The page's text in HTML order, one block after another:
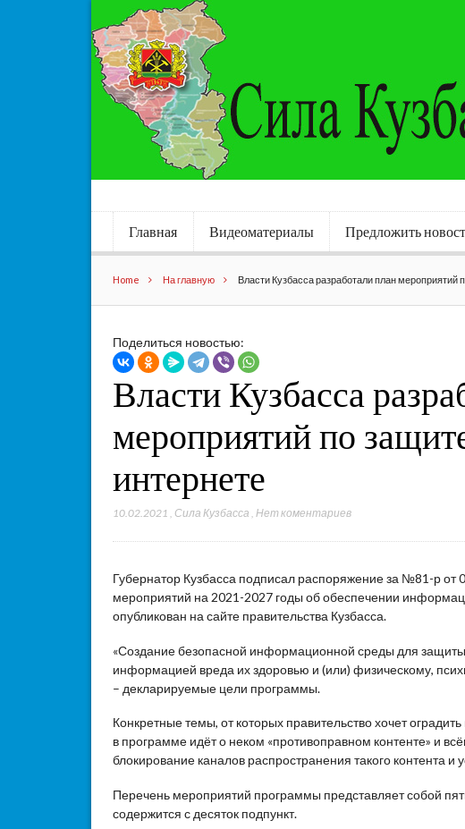
Главная Видеоматериалы Предложить
Home На главную Власти Кузбасса разработали план мероприятий
Поделиться новостью:
Власти Кузбасса
мероприятий по
интернете
10.02.2021 Сила Кузбасса ,Нет коментариев
Губернатор Кузбасса подписал распоряжение за №81-р от
мероприятий на 2021-2027 годы об обеспечении
опубликован на сайте правительства Кузбасса.
«Создание безопасной информационной среды для
информацией вреда их здоровью и (или) физическому,
– декларируемые цели программы.
Конкретные темы, от которых правительство хочет
в программе идёт о неком «противоправном контенте» и
блокирование каналов распространения такого контента и
Перечень мероприятий программы представляет собой
содержится с десяток подпункт.